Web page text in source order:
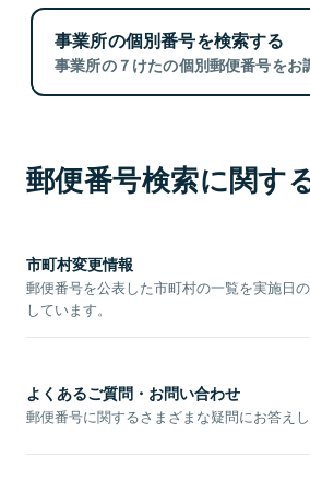
事業所の個別番号を検索する
事業所の７けたの個別郵便番号をお
郵便番号検索に関す
市町村変更情報
郵便番号を公表した市町村の一覧を実施日
しています。
よくあるご質問・お問い合わせ
郵便番号に関するさまざまな疑問にお答えし